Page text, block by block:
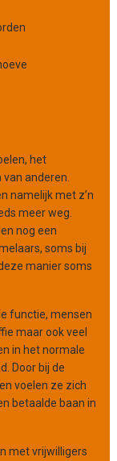
het
anderen.
namelijk met z’n
meer weg.
nog een
soms bij
manier soms
functie, mensen
maar ook veel
in het normale
Door bij de
voelen ze zich
betaalde baan in
met vrijwilligers